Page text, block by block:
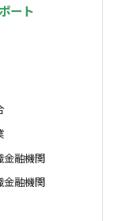
ート
金融機関
金融機関